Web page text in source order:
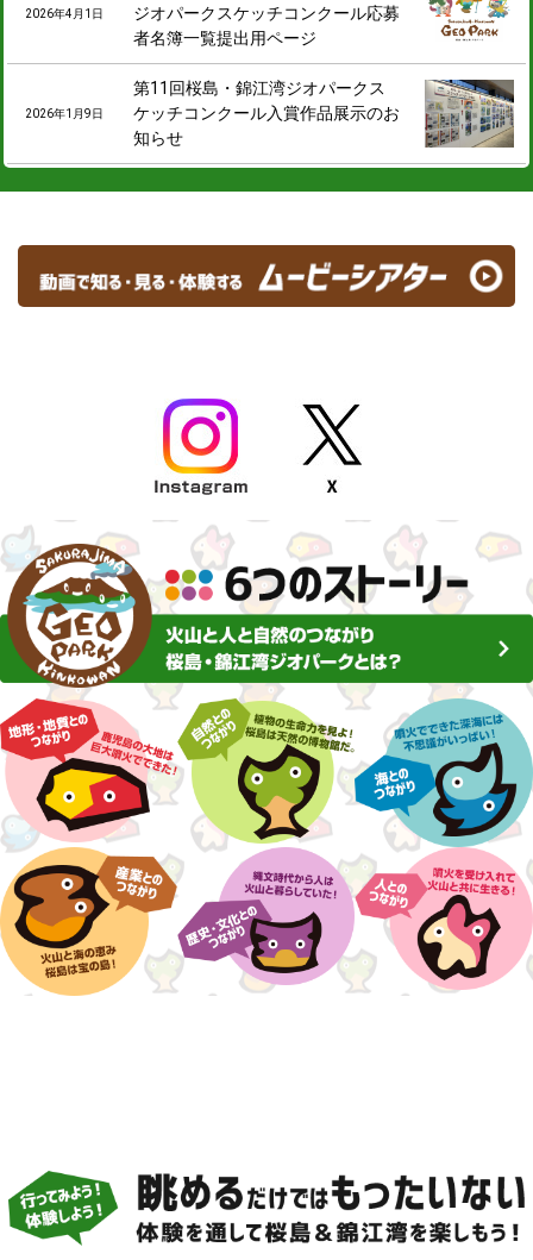
2026年4月1日
ジオパークスケッチコンクール応募
者名簿一覧提出用ページ
2026年1月9日
第11回桜島・錦江湾ジオパークス
ケッチコンクール入賞作品展示のお
知らせ